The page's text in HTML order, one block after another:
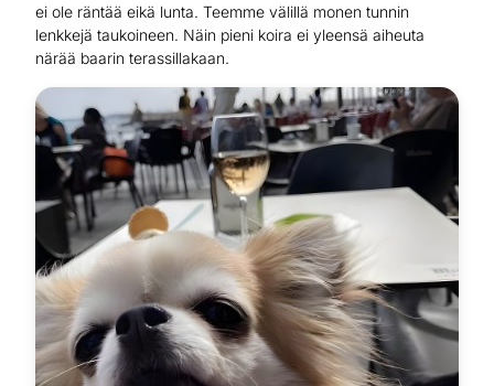
ei ole räntää eikä lunta. Teemme välillä monen tunnin
lenkkejä taukoineen. Näin pieni koira ei yleensä aiheuta
närää baarin terassillakaan.